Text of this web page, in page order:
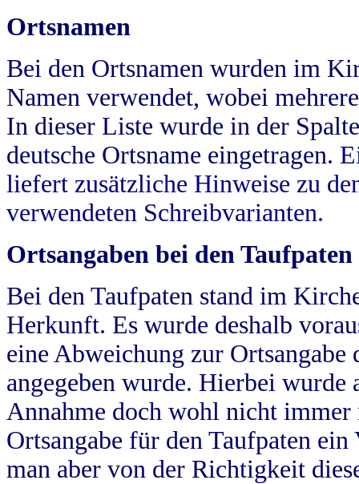
Ortsnamen
Bei den Ortsnamen wurden im
Namen verwendet, wobei
In dieser Liste wurde in der
deutsche Ortsname eingetragen.
liefert zusätzliche Hinweise zu
verwendeten Schreibvarianten.
Ortsangaben bei den Taufpaten
Bei den Taufpaten stand im
Herkunft. Es wurde deshalb
eine Abweichung zur
angegeben wurde. Hierbei wurde
Annahme doch wohl nicht
Ortsangabe für den Taufpaten
man aber von der Richtigkeit